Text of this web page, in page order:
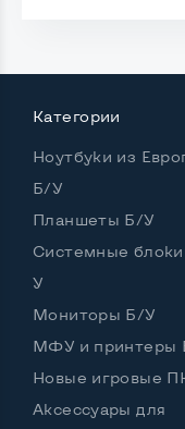
Комплектация:
Да
Категории
Ноутбуки из
Б/У
Планшеты Б/У
Системные
У
Мониторы Б/У
МФУ и принтеры
Новые игровые
Аксессуары для